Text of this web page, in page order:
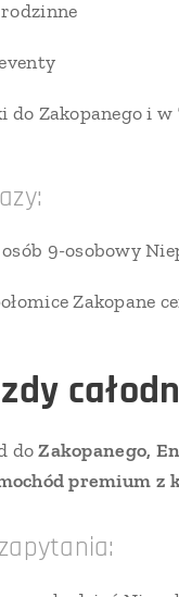
do Zakopanego i
9-osobowy
Zakopane
doZakopanego,
premium z